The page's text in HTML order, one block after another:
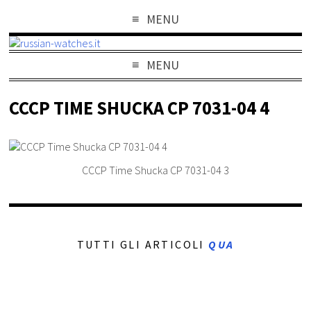
MENU
MENU
CCCP TIME SHUCKA CP 7031-04 4
CCCP Time Shucka CP 7031-04 3
TUTTI GLI ARTICOLI QUA